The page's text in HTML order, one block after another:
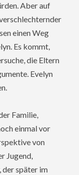
Aber auf
einen Weg
Es kommt,
die Eltern
Evelyn
Familie,
einmal vor
von
Jugend,
der später im